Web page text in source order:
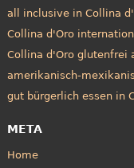
all inclusive in Collina
Collina d'Oro
Collina d'Oro glutenfrei
amerikanisch-
gut bürgerlich essen in
META
Home